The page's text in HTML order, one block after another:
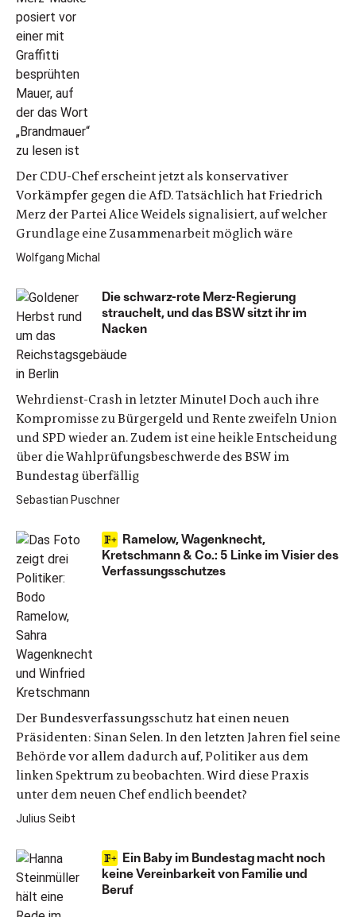
Der CDU-Chef erscheint jetzt als konservativer
Vorkämpfer gegen die AfD. Tatsächlich hat Friedrich
Merz der Partei Alice Weidels signalisiert, auf welcher
Grundlage eine Zusammenarbeit möglich wäre
Wolfgang Michal
Die schwarz-rote Merz-Regierung
strauchelt, und das BSW sitzt ihr im
Nacken
Wehrdienst-Crash in letzter Minute! Doch auch ihre
Kompromisse zu Bürgergeld und Rente zweifeln Union
und SPD wieder an. Zudem ist eine heikle Entscheidung
über die Wahlprüfungsbeschwerde des BSW im
Bundestag überfällig
Sebastian Puschner
Ramelow, Wagenknecht,
Kretschmann & Co.: 5 Linke im Visier des
Verfassungsschutzes
Der Bundesverfassungsschutz hat einen neuen
Präsidenten: Sinan Selen. In den letzten Jahren fiel seine
Behörde vor allem dadurch auf, Politiker aus dem
linken Spektrum zu beobachten. Wird diese Praxis
unter dem neuen Chef endlich beendet?
Julius Seibt
Ein Baby im Bundestag macht noch
keine Vereinbarkeit von Familie und
Beruf